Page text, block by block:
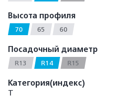
Высота профиля
70 65 60
Посадочный диаметр
R13 R14 R15
Категория(индекс)
T